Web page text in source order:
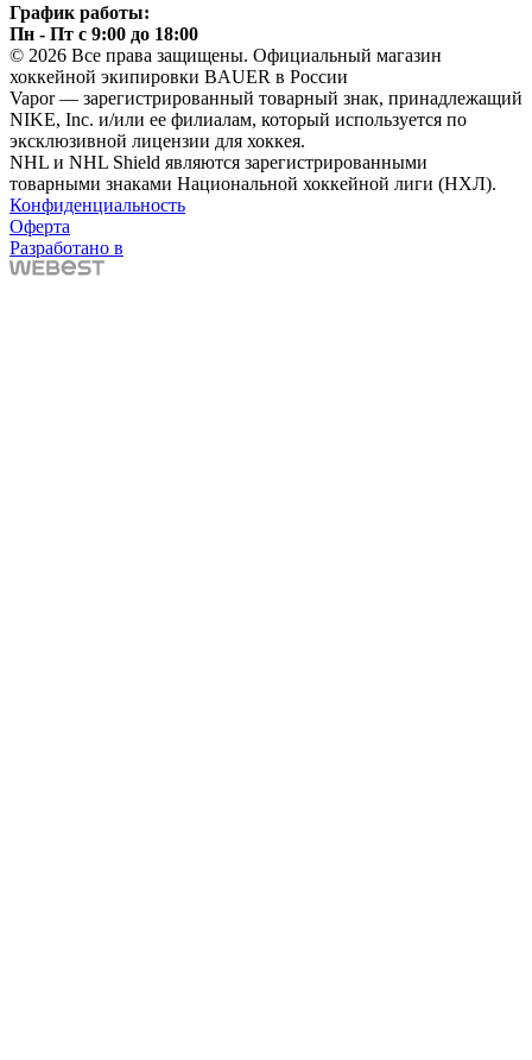
График работы:
Пн - Пт с 9:00 до 18:00
© 2026 Все права защищены. Официальный магазин
хоккейной экипировки BAUER в России
Vapor — зарегистрированный товарный знак, принадлежащий
NIKE, Inc. и/или ее филиалам, который используется по
эксклюзивной лицензии для хоккея.
NHL и NHL Shield являются зарегистрированными
товарными знаками Национальной хоккейной лиги (НХЛ).
Конфиденциальность
Оферта
Разработано в